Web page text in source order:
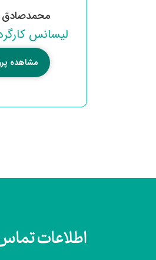
لیسانس
مشاهده
اطلاعات